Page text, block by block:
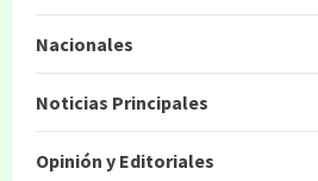
Nacionales
Noticias Principales
Opinión y Editoriales